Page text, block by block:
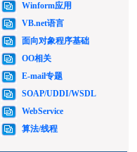
Winform应用
VB.net语言
面向对象程序基础
OO相关
E-mail专题
SOAP/UDDI/WSDL
WebService
算法/线程